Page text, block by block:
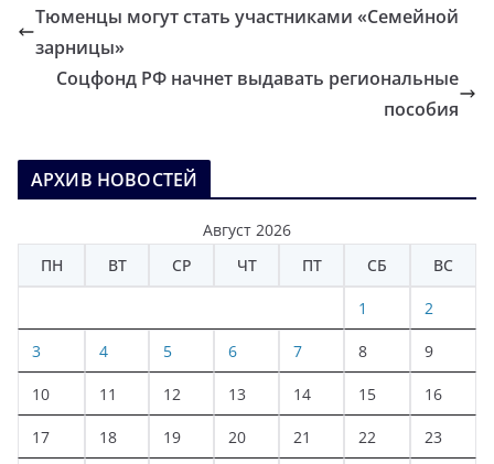
Тюменцы могут стать участниками «Семейной
зарницы»
Соцфонд РФ начнет выдавать региональные
пособия
АРХИВ НОВОСТЕЙ
Август 2026
ПН
ВТ СР ЧТ ПТ СБ ВС
1 2
3 4 5 6 7 8 9
10 11 12 13 14 15 16
17 18 19 20 21 22 23